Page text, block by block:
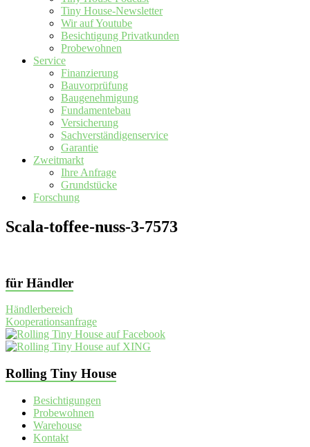
Tiny House-Newsletter
Wir auf Youtube
Besichtigung Privatkunden
Probewohnen
Service
Finanzierung
Bauvorprüfung
Baugenehmigung
Fundamentebau
Versicherung
Sachverständigenservice
Garantie
Zweitmarkt
Ihre Anfrage
Grundstücke
Forschung
Scala-toffee-nuss-3-7573
für Händler
Händlerbereich
Kooperationsanfrage
Rolling Tiny House
Besichtigungen
Probewohnen
Warehouse
Kontakt